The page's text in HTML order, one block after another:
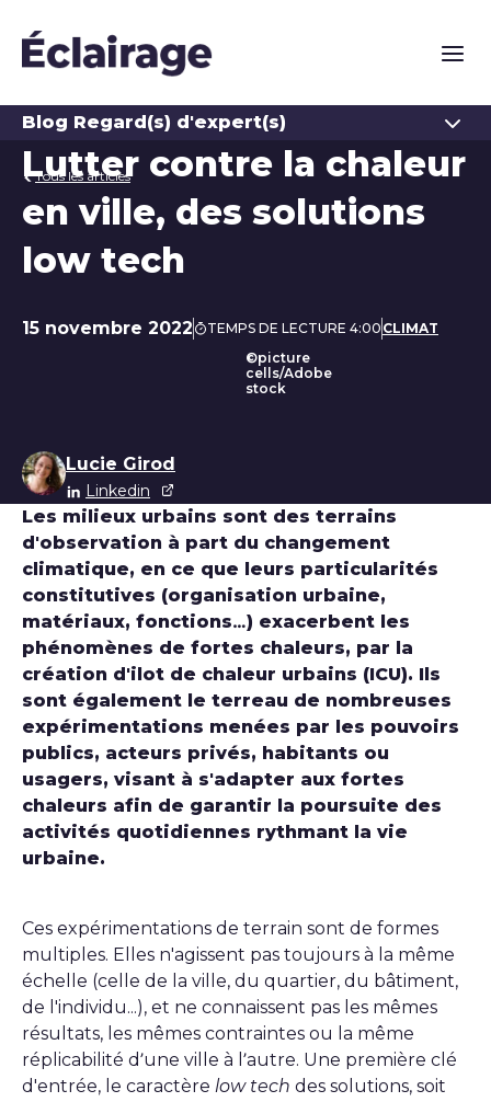
Blog Regard(s) d'expert(s)
Tous les articles
Lutter contre la chaleur
en ville, des solutions
low tech
Date de publication
15 novembre 2022 TEMPS DE LECTURE 4:00 CLIMAT
©picture
cells/Adobe
stock
Liste des auteurs
Lucie Girod
Linkedin
Les milieux urbains sont des terrains
d'observation à part du changement
climatique, en ce que leurs particularités
constitutives (organisation urbaine,
matériaux, fonctions…) exacerbent les
phénomènes de fortes chaleurs, par la
création d'ilot de chaleur urbains (ICU). Ils
sont également le terreau de nombreuses
expérimentations menées par les pouvoirs
publics, acteurs privés, habitants ou
usagers, visant à s'adapter aux fortes
chaleurs afin de garantir la poursuite des
activités quotidiennes rythmant la vie
urbaine.
Ces expérimentations de terrain sont de formes
multiples. Elles n'agissent pas toujours à la même
échelle (celle de la ville, du quartier, du bâtiment,
de l'individu...), et ne connaissent pas les mêmes
résultats, les mêmes contraintes ou la même
réplicabilité d’une ville à l’autre. Une première clé
d'entrée, le caractère low tech des solutions, soit